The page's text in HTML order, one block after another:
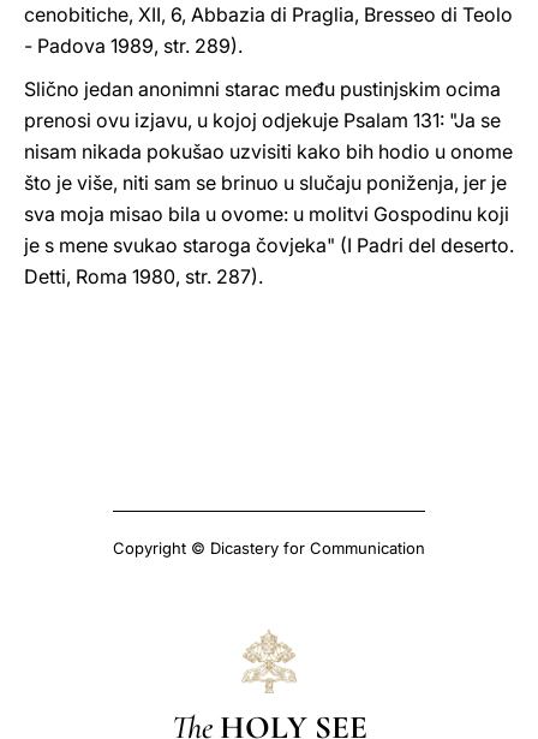
cenobitiche, XII, 6, Abbazia di Praglia, Bresseo di Teolo
- Padova 1989, str. 289).
Slično jedan anonimni starac među pustinjskim ocima
prenosi ovu izjavu, u kojoj odjekuje Psalam 131: "Ja se
nisam nikada pokušao uzvisiti kako bih hodio u onome
što je više, niti sam se brinuo u slučaju poniženja, jer je
sva moja misao bila u ovome: u molitvi Gospodinu koji
je s mene svukao staroga čovjeka" (I Padri del deserto.
Detti, Roma 1980, str. 287).
Copyright © Dicastery for Communication
The HOLY SEE